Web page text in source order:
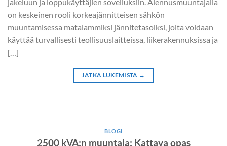
on keskeinen rooli korkeajännitteisen sähkön
muuntamisessa matalammiksi jännitetasoiksi, joita voidaan
käyttää turvallisesti teollisuuslaitteissa, liikerakennuksissa ja
[…]
JATKA LUKEMISTA →
BLOGI
2500 kVA:n muuntaja: Kattava opas